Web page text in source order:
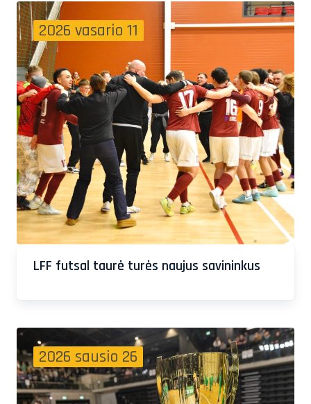
2026 vasario 11
LFF futsal taurė turės naujus savininkus
2026 sausio 26